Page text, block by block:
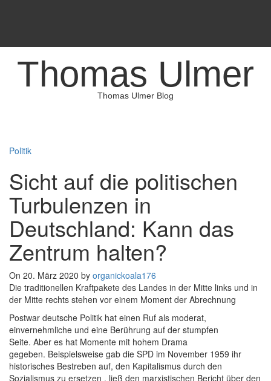
Thomas Ulmer
Thomas Ulmer Blog
Politik
Sicht auf die politischen
Turbulenzen in
Deutschland: Kann das
Zentrum halten?
On 20. März 2020 by organickoala176
Die traditionellen Kraftpakete des Landes in der Mitte links und in
der Mitte rechts stehen vor einem Moment der Abrechnung
Postwar deutsche Politik hat einen Ruf als moderat,
einvernehmliche und eine Berührung auf der stumpfen
Seite. Aber es hat Momente mit hohem Drama
gegeben. Beispielsweise gab die SPD im November 1959 ihr
historisches Bestreben auf, den Kapitalismus durch den
Sozialismus zu ersetzen , ließ den marxistischen Bericht über den